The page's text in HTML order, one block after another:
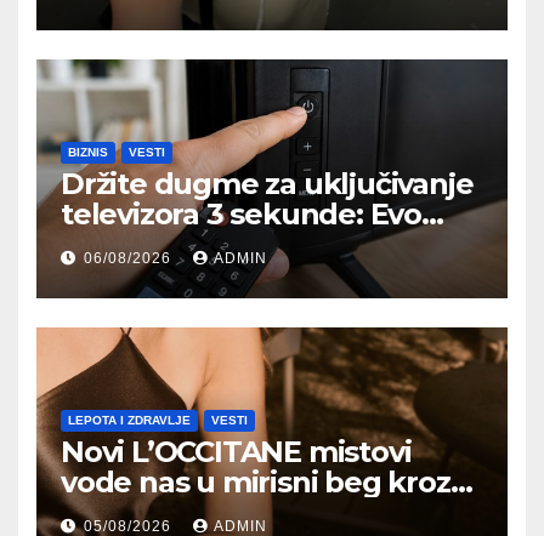
BIZNIS VESTI
Držite dugme za uključivanje
televizora 3 sekunde: Evo
čemu služi i kada bi trebalo
da ga koristite
06/08/2026 ADMIN
LEPOTA I ZDRAVLJE VESTI
Novi L’OCCITANE mistovi
vode nas u mirisni beg kroz
Provansu
05/08/2026 ADMIN